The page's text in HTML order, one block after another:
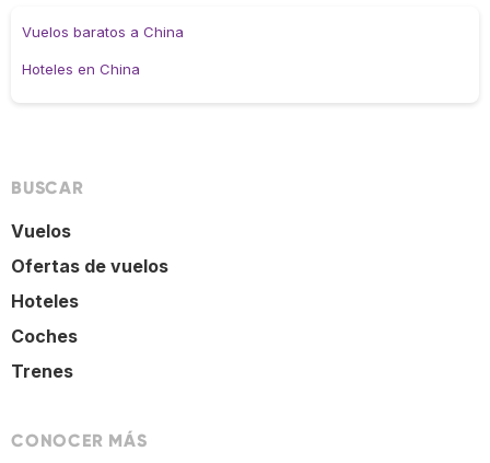
Vuelos baratos a China
Hoteles en China
BUSCAR
Vuelos
Ofertas de vuelos
Hoteles
Coches
Trenes
CONOCER MÁS